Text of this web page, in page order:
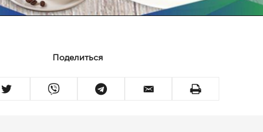
Поделиться